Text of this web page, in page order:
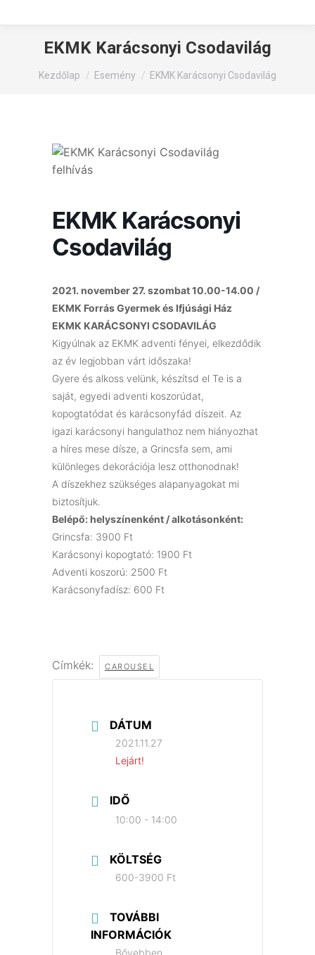
EKMK Karácsonyi Csodavilág
You are here:
Kezdőlap Esemény EKMK Karácsonyi Csodavilág
EKMK Karácsonyi
Csodavilág
2021. november 27. szombat 10.00-14.00 /
EKMK Forrás Gyermek és Ifjúsági Ház
EKMK KARÁCSONYI CSODAVILÁG
Kigyúlnak az EKMK adventi fényei, elkezdődik
az év legjobban várt időszaka!
Gyere és alkoss velünk, készítsd el Te is a
saját, egyedi adventi koszorúdat,
kopogtatódat és karácsonyfád díszeit. Az
igazi karácsonyi hangulathoz nem hiányozhat
a híres mese dísze, a Grincsfa sem, ami
különleges dekorációja lesz otthonodnak!
A díszekhez szükséges alapanyagokat mi
biztosítjuk.
Belépő: helyszínenként / alkotásonként:
Grincsfa: 3900 Ft
Karácsonyi kopogtató: 1900 Ft
Adventi koszorú: 2500 Ft
Karácsonyfadísz: 600 Ft
Címkék: CAROUSEL
DÁTUM
2021.11.27
Lejárt!
IDŐ
10:00 - 14:00
KÖLTSÉG
600-3900 Ft
TOVÁBBI
INFORMÁCIÓK
Bővebben...